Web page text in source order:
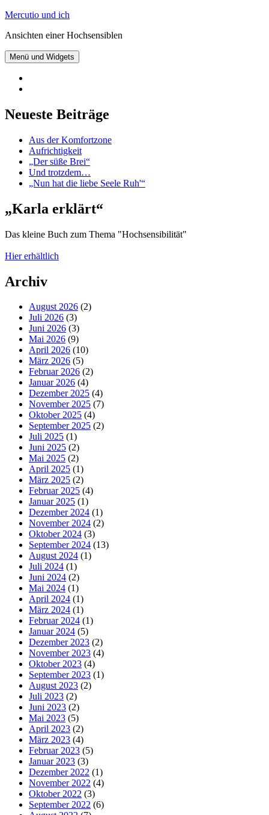
Zum
springen
Mercutio und ich
Ansichten einer Hochsensiblen
Menü und Widgets
Neueste Beiträge
Aus der Komfortzone
Aufrichtigkeit
„Der süße Brei“
Und trotzdem…
„Nun hat die liebe Seele Ruh'“
„Karla erklärt“
Das kleine Buch zum Thema "Hochsensibilität"
Hier erhältlich
Archiv
August 2026 (2)
Juli 2026 (3)
Juni 2026 (3)
Mai 2026 (9)
April 2026 (10)
März 2026 (5)
Februar 2026 (2)
Januar 2026 (4)
Dezember 2025 (4)
November 2025 (7)
Oktober 2025 (4)
September 2025 (2)
Juli 2025 (1)
Juni 2025 (2)
Mai 2025 (2)
April 2025 (1)
März 2025 (2)
Februar 2025 (4)
Januar 2025 (1)
Dezember 2024 (1)
November 2024 (2)
Oktober 2024 (3)
September 2024 (13)
August 2024 (1)
Juli 2024 (1)
Juni 2024 (2)
Mai 2024 (1)
April 2024 (1)
März 2024 (1)
Februar 2024 (1)
Januar 2024 (5)
Dezember 2023 (2)
November 2023 (4)
Oktober 2023 (4)
September 2023 (1)
August 2023 (2)
Juli 2023 (2)
Juni 2023 (2)
Mai 2023 (5)
April 2023 (2)
März 2023 (4)
Februar 2023 (5)
Januar 2023 (3)
Dezember 2022 (1)
November 2022 (4)
Oktober 2022 (3)
September 2022 (6)